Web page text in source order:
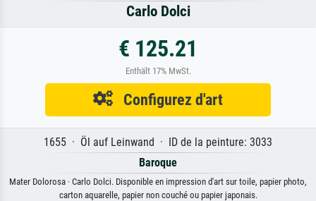
Carlo Dolci
€ 125.21
Enthält 17% MwSt.
Configurez d'art
1655 · Öl auf Leinwand · ID de la peinture: 3033
Baroque
Mater Dolorosa · Carlo Dolci. Disponible en impression d'art sur toile, papier photo,
carton aquarelle, papier non couché ou papier japonais.